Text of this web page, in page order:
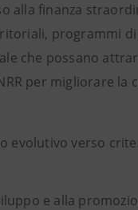
alla finanza
programmi
che possano
per migliorare
evolutivo verso
e alla